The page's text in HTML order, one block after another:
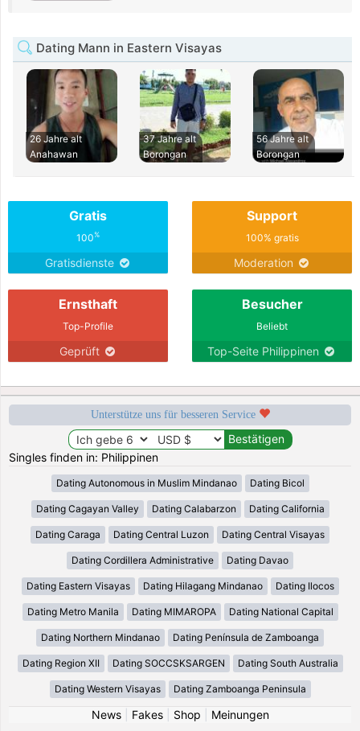
Dating Mann in Eastern Visayas
26 Jahre alt
Anahawan
37 Jahre alt
Borongan
56 Jahre alt
Borongan
Gratis
100%
Gratisdienste
Support
100% gratis
Moderation
Ernsthaft
Top-Profile
Geprüft
Besucher
Beliebt
Top-Seite Philippinen
Unterstütze uns für besseren Service
Singles finden in: Philippinen
Dating Autonomous in Muslim Mindanao Dating Bicol
Dating Cagayan Valley Dating Calabarzon Dating California
Dating Caraga Dating Central Luzon Dating Central Visayas
Dating Cordillera Administrative Dating Davao
Dating Eastern Visayas Dating Hilagang Mindanao Dating Ilocos
Dating Metro Manila Dating MIMAROPA Dating National Capital
Dating Northern Mindanao Dating Península de Zamboanga
Dating Region XII Dating SOCCSKSARGEN Dating South Australia
Dating Western Visayas Dating Zamboanga Peninsula
News| Fakes| Shop
Meinungen